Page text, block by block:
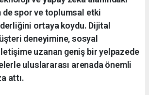
spor ve toplumsal etki
ortaya koydu. Dijital
deneyimine, sosyal
uzanan geniş bir yelpazede
uluslararası arenada önemli
attı.